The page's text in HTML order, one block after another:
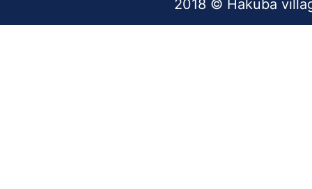
2018 © Hakuba